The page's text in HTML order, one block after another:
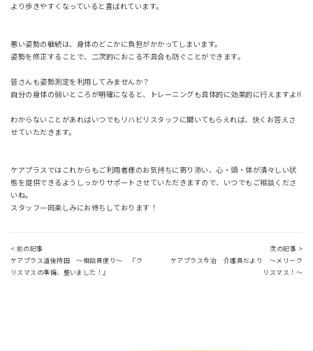
より歩きやすくなっていると喜ばれています。
悪い姿勢の継続は、身体のどこかに負担がかかってしまいます。
姿勢を修正することで、二次的におこる不具合も防ぐことができます。
皆さんも姿勢測定を利用してみませんか？
自分の身体の弱いところが明確になると、トレーニングも具体的に効果的に行えますよ!!
わからないことがあればいつでもリハビリスタッフに聞いてもらえれば、快くお答えさ
せていただきます。
ケアプラスではこれからもご利用者様のお気持ちに寄り添い、心・頭・体が清々しい状
態を提供できるようしっかりサポートさせていただきますので、いつでもご相談くださ
いね。
スタッフ一同楽しみにお待ちしております！
< 前の記事
ケアプラス道後持田 ～相談員便り～ 『ク
リスマスの準備、整いました！』
次の記事 >
ケアプラス今治 介護員だより ～メリーク
リスマス！～